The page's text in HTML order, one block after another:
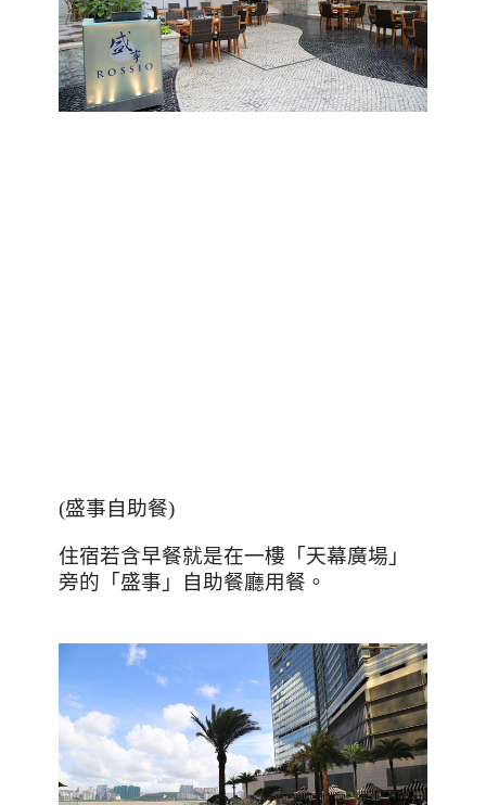
(盛事自助餐)
住宿若含早餐就是在一樓「天幕廣場」
旁的「盛事」自助餐廳用餐。